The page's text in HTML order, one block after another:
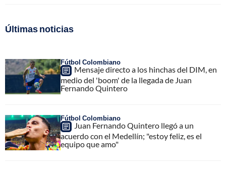
Últimas noticias
Fútbol Colombiano
Mensaje directo a los hinchas del DIM, en
medio del 'boom' de la llegada de Juan
Fernando Quintero
Fútbol Colombiano
Juan Fernando Quintero llegó a un
acuerdo con el Medellín; "estoy feliz, es el
equipo que amo"